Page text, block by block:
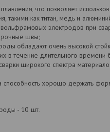
что позволяет
такими как титан, медь и
вольфрамовых электродов при
швы;
обладают очень высокой
их в течение длительного
широкого спектра
способность хорошо держать
- 10 шт.